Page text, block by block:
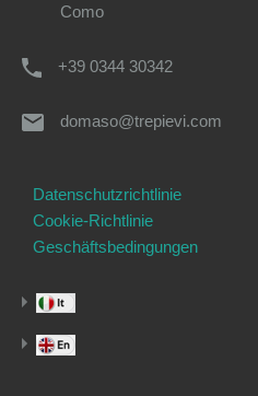
Como
+39 0344 30342
domaso@trepievi.com
Datenschutzrichtlinie
Cookie-Richtlinie
Geschäftsbedingungen